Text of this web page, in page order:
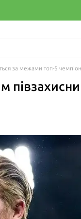
за межами топ-5